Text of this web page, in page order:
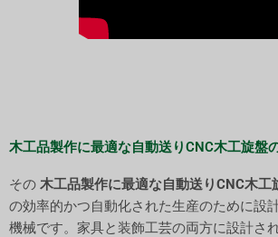
木工品製作に最適な自動送りCNC木工旋盤
その 木工品製作に最適な自動送りCNC木工
の効率的かつ自動化された生産のために設
機械です。家具と装飾工芸の両方に設計さ